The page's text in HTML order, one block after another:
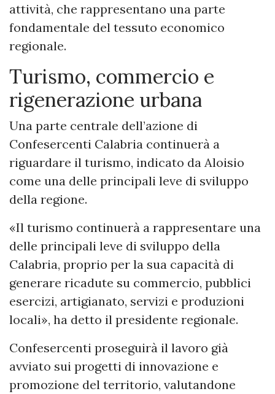
attività, che rappresentano una parte
fondamentale del tessuto economico
regionale.
Turismo, commercio e
rigenerazione urbana
Una parte centrale dell’azione di
Confesercenti Calabria continuerà a
riguardare il turismo, indicato da Aloisio
come una delle principali leve di sviluppo
della regione.
«Il turismo continuerà a rappresentare una
delle principali leve di sviluppo della
Calabria, proprio per la sua capacità di
generare ricadute su commercio, pubblici
esercizi, artigianato, servizi e produzioni
locali», ha detto il presidente regionale.
Confesercenti proseguirà il lavoro già
avviato sui progetti di innovazione e
promozione del territorio, valutandone